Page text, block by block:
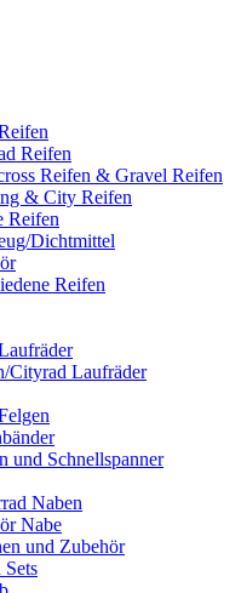
Reifen
Reifen & Gravel Reifen
& City Reifen
Reifen
Dichtmittel
Reifen
Cityrad Laufräder
und Schnellspanner
Naben
Nabe
und Zubehör
Sets